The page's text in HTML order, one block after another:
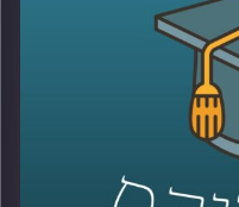
כשמגבירים חלק
של אחרים.
אותנו, לאיזה
מאמינים שאנשים
על השאלה